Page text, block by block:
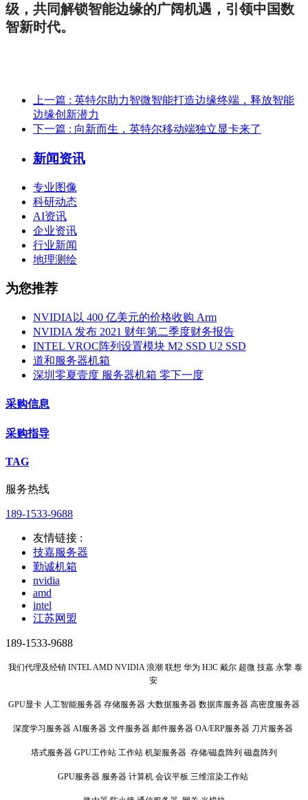
级，共同解锁智能边缘的广阔机遇，引领中国数
智新时代。
上一篇 : 英特尔助力智微智能打造边缘终端，释放智能
边缘创新潜力
下一篇 : 向新而生，英特尔移动端独立显卡来了
新闻资讯
专业图像
科研动态
AI资讯
企业资讯
行业新闻
地理测绘
为您推荐
NVIDIA以 400 亿美元的价格收购 Arm
NVIDIA 发布 2021 财年第二季度财务报告
INTEL VROC阵列设置模块 M2 SSD U2 SSD
道和服务器机箱
深圳零夏壹度 服务器机箱 零下一度
采购信息
采购指导
TAG
服务热线
189-1533-9688
友情链接 :
技嘉服务器
勤诚机箱
nvidia
amd
intel
江苏网盟
189-1533-9688
我们代理及经销 INTEL AMD NVIDIA 浪潮 联想 华为 H3C 戴尔 超微 技嘉 永擎 泰
安
GPU显卡 人工智能服务器 存储服务器 大数据服务器 数据库服务器 高密度服务器
深度学习服务器 AI服务器 文件服务器 邮件服务器 OA/ERP服务器 刀片服务器
塔式服务器 GPU工作站 工作站 机架服务器 存储/磁盘阵列 磁盘阵列
GPU服务器 服务器 计算机 会议平板 三维渲染工作站